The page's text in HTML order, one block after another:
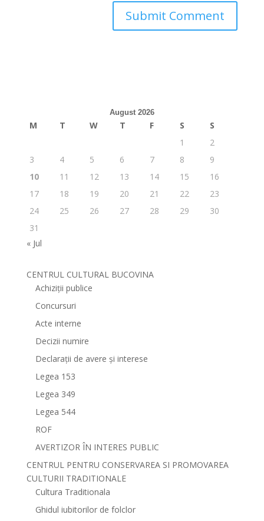
August 2026
M T W T F S
S
1
2
3
4 5 6 7 8
9
10
11 12 13 14 15
16
17
18 19 20 21 22
23
24
25 26 27 28 29
30
31
« Jul
CENTRUL CULTURAL BUCOVINA
Achiziții publice
Concursuri
Acte interne
Decizii numire
Declarații de avere și interese
Legea 153
Legea 349
Legea 544
ROF
AVERTIZOR ÎN INTERES PUBLIC
CENTRUL PENTRU CONSERVAREA SI PROMOVAREA
CULTURII TRADITIONALE
Cultura Traditionala
Ghidul iubitorilor de folclor